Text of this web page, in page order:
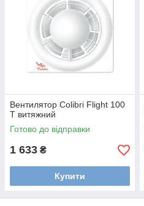
Вентилятор Colibri Flight 100
T витяжний
Готово до відправки
1 633 ₴
Купити